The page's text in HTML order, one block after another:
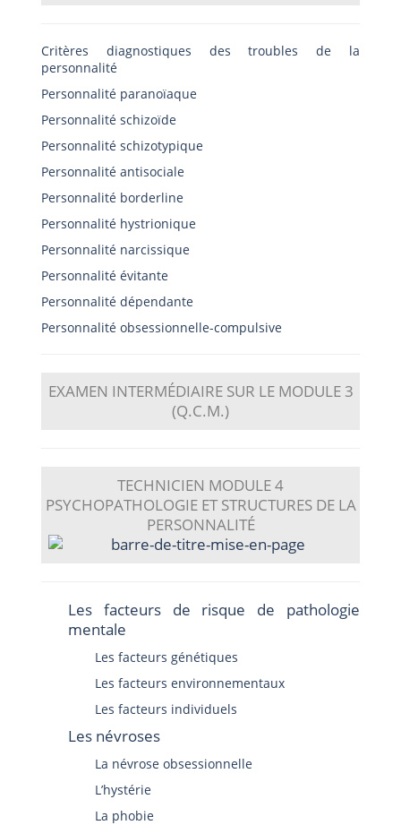
Critères diagnostiques des troubles de la
personnalité
Personnalité paranoïaque
Personnalité schizoïde
Personnalité schizotypique
Personnalité antisociale
Personnalité borderline
Personnalité hystrionique
Personnalité narcissique
Personnalité évitante
Personnalité dépendante
Personnalité obsessionnelle-compulsive
EXAMEN INTERMÉDIAIRE SUR LE MODULE 3
(Q.C.M.)
TECHNICIEN MODULE 4
PSYCHOPATHOLOGIE ET STRUCTURES DE LA
PERSONNALITÉ
Les facteurs de risque de pathologie
mentale
Les facteurs génétiques
Les facteurs environnementaux
Les facteurs individuels
Les névroses
La névrose obsessionnelle
L’hystérie
La phobie